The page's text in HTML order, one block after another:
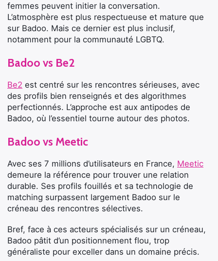
femmes peuvent initier la conversation.
L’atmosphère est plus respectueuse et mature que
sur Badoo. Mais ce dernier est plus inclusif,
notamment pour la communauté LGBTQ.
Badoo vs Be2
Be2 est centré sur les rencontres sérieuses, avec
des profils bien renseignés et des algorithmes
perfectionnés. L’approche est aux antipodes de
Badoo, où l’essentiel tourne autour des photos.
Badoo vs Meetic
Avec ses 7 millions d’utilisateurs en France, Meetic
demeure la référence pour trouver une relation
durable. Ses profils fouillés et sa technologie de
matching surpassent largement Badoo sur le
créneau des rencontres sélectives.
Bref, face à ces acteurs spécialisés sur un créneau,
Badoo pâtit d’un positionnement flou, trop
généraliste pour exceller dans un domaine précis.